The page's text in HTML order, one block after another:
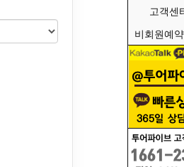
고객센
비회원예